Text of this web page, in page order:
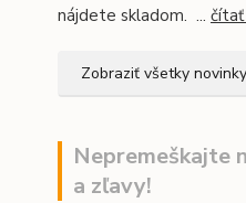
nájdete skladom. ...
Zobraziť všetky novinky
Nepremeškajte
a zľavy!